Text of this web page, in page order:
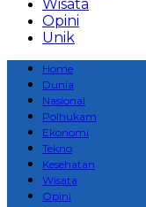
Wisata
Opini
Unik
Home
Dunia
Nasional
Polhukam
Ekonomi
Tekno
Kesehatan
Wisata
Opini